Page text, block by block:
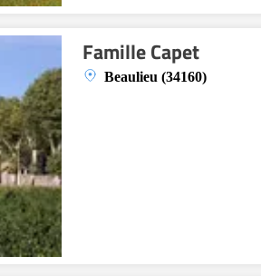
Famille Capet
Beaulieu (34160)